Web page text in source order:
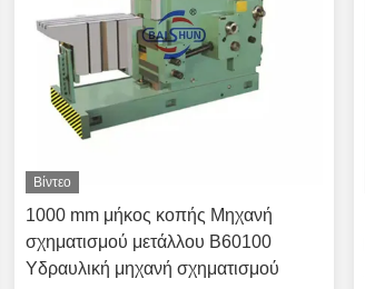
Βίντεο
1000 mm μήκος κοπής Μηχανή
σχηματισμού μετάλλου B60100
Υδραυλική μηχανή σχηματισμού